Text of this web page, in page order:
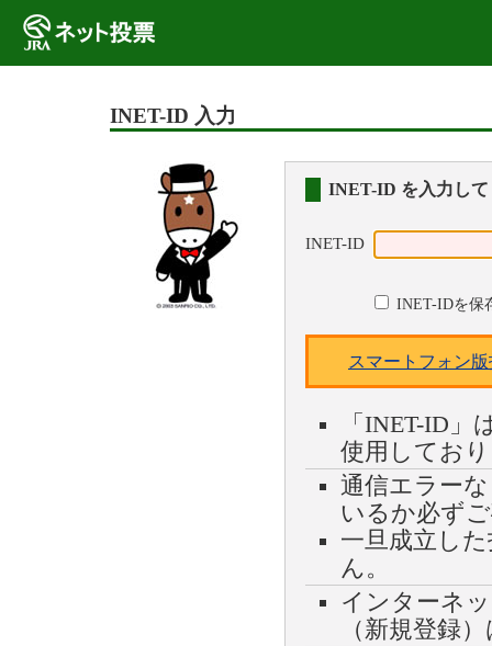
INET-ID 入力
INET-ID を入力し
INET-ID
INET-IDを保
スマートフォン
「INET-ID
使用してお
通信エラー
いるか必ず
一旦成立し
ん。
インターネ
（新規登録